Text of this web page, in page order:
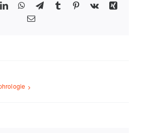
LinkedInWhatsApp
TelegramTumblr Pinterest
Vk
Xing
Email